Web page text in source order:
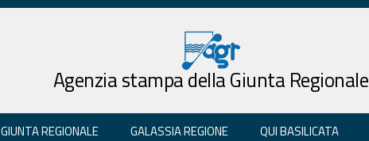
Agenzia stampa della Giunta Regionale
GIUNTA REGIONALE GALASSIA REGIONE QUI BASILICATA